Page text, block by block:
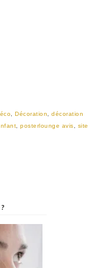
Décoration
décoration
posterlounge avis
site